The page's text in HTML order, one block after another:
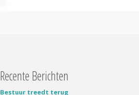
Recente Berichten
Bestuur treedt terug